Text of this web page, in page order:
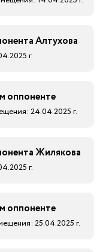
Алтухова
г.
оппоненте
24.04.2025 г.
Жилякова
г.
оппоненте
25.04.2025 г.